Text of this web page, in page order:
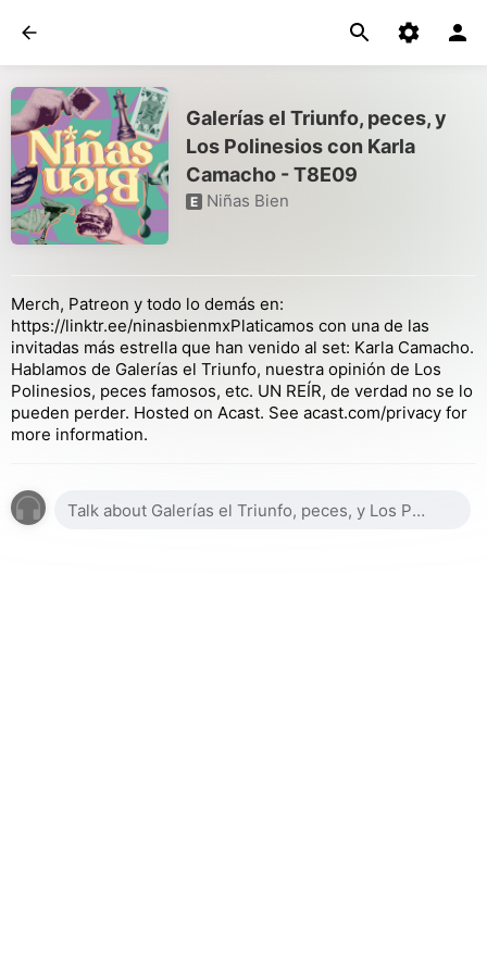
Galerías el Triunfo, peces, y
Los Polinesios con Karla
Camacho - T8E09
E Niñas Bien
Merch, Patreon y todo lo demás en:
https://linktr.ee/ninasbienmxPlaticamos con una de las
invitadas más estrella que han venido al set: Karla Camacho.
Hablamos de Galerías el Triunfo, nuestra opinión de Los
Polinesios, peces famosos, etc. UN REÍR, de verdad no se lo
pueden perder. Hosted on Acast. See acast.com/privacy for
more information.